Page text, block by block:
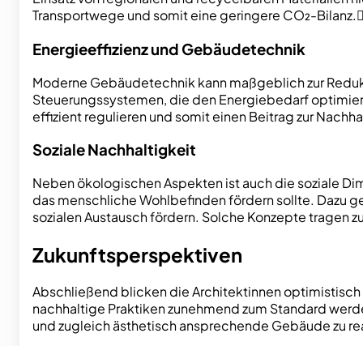
Transportwege und somit eine geringere CO₂-
Energieeffizienz und Gebäudetechnik
Moderne Gebäudetechnik kann maßgeblich zur
Steuerungssystemen, die den Energiebedarf
effizient regulieren und somit einen Beitrag zur
Soziale Nachhaltigkeit
Neben ökologischen Aspekten ist auch die soziale
das menschliche Wohlbefinden fördern sollte. Dazu
sozialen Austausch fördern. Solche Konzepte tragen
Zukunftsperspektiven
Abschließend blicken die Architektinnen optimistisch
nachhaltige Praktiken zunehmend zum Standard
und zugleich ästhetisch ansprechende Gebäude zu